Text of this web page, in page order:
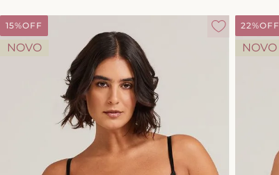
15%OFF
NOVO
22%OFF
NOVO